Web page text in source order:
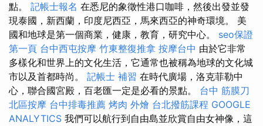
點。 記帳士報名 在悉尼的象徵性港口咖啡，然後出發並發
現泰國，新西蘭，印度尼西亞，馬來西亞的神奇環境。 美
國和地球是第一個商業，健康，教育，研究中心。 seo保證
第一頁 台中西屯按摩 竹東整復推拿 按摩台中 由於它非常
多樣化和世界上的文化生活，它通常也被稱為地球的文化城
市以及首都時尚。 記帳士 補習 在時代廣場，洛克菲勒中
心，聯合國宮殿，百老匯一定是必看的景點。 台中 筋膜刀
北區按摩 台中排毒推薦 烤肉 外燴 台北撥筋課程 GOOGLE
ANALYTICS 我們可以航行到自由島並欣賞自由女神像，這